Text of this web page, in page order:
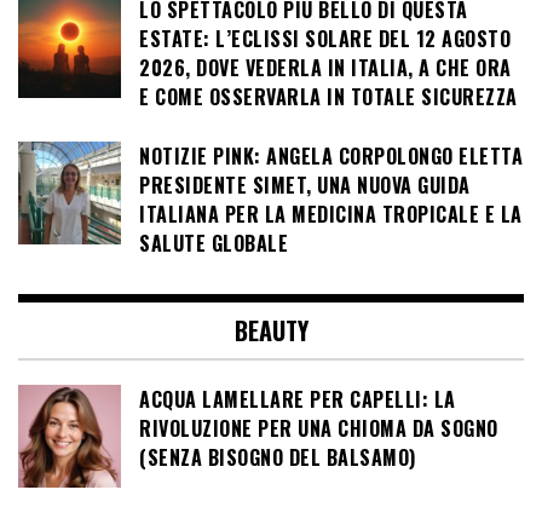
LO SPETTACOLO PIÙ BELLO DI QUESTA
ESTATE: L’ECLISSI SOLARE DEL 12 AGOSTO
2026, DOVE VEDERLA IN ITALIA, A CHE ORA
E COME OSSERVARLA IN TOTALE SICUREZZA
NOTIZIE PINK: ANGELA CORPOLONGO ELETTA
PRESIDENTE SIMET, UNA NUOVA GUIDA
ITALIANA PER LA MEDICINA TROPICALE E LA
SALUTE GLOBALE
BEAUTY
ACQUA LAMELLARE PER CAPELLI: LA
RIVOLUZIONE PER UNA CHIOMA DA SOGNO
(SENZA BISOGNO DEL BALSAMO)